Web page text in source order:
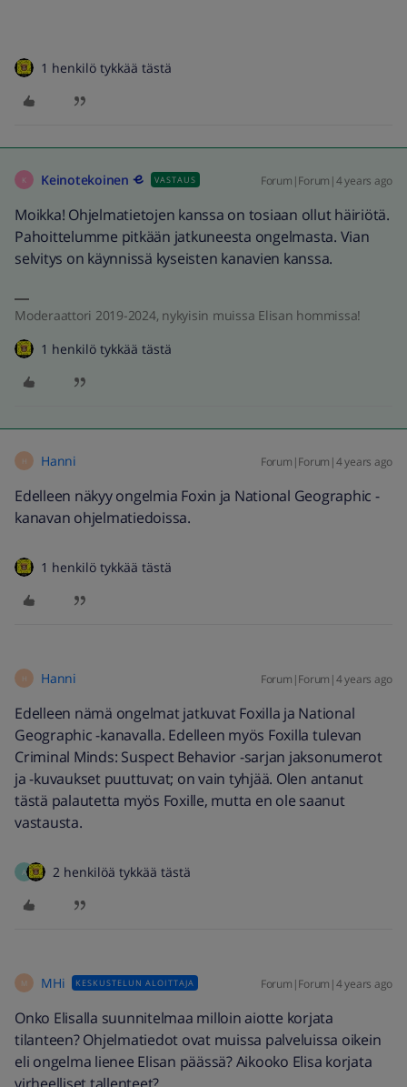
1 henkilö tykkää tästä
K Keinotekoinen VASTAUS Forum|Forum|4 years ago
Moikka! Ohjelmatietojen kanssa on tosiaan ollut häiriötä.
Pahoittelumme pitkään jatkuneesta ongelmasta. Vian
selvitys on käynnissä kyseisten kanavien kanssa.
Moderaattori 2019-2024, nykyisin muissa Elisan hommissa!
1 henkilö tykkää tästä
H Hanni Forum|Forum|4 years ago
Edelleen näkyy ongelmia Foxin ja National Geographic -
kanavan ohjelmatiedoissa.
1 henkilö tykkää tästä
H Hanni Forum|Forum|4 years ago
Edelleen nämä ongelmat jatkuvat Foxilla ja National
Geographic -kanavalla. Edelleen myös Foxilla tulevan
Criminal Minds: Suspect Behavior -sarjan jaksonumerot
ja -kuvaukset puuttuvat; on vain tyhjää. Olen antanut
tästä palautetta myös Foxille, mutta en ole saanut
vastausta.
A 2 henkilöä tykkää tästä
M MHi KESKUSTELUN ALOITTAJA Forum|Forum|4 years ago
Onko Elisalla suunnitelmaa milloin aiotte korjata
tilanteen? Ohjelmatiedot ovat muissa palveluissa oikein
eli ongelma lienee Elisan päässä? Aikooko Elisa korjata